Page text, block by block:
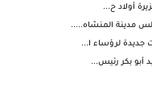
أولاد ح...
مدينة المنشاه.....
جديدة لرؤساء ا...
أبو بكر رئيس...